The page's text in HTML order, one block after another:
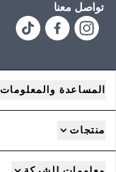
تواصل معنا
المساعدة والمعلومات
منتجات